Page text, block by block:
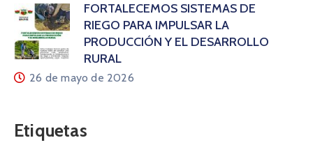
FORTALECEMOS SISTEMAS DE
RIEGO PARA IMPULSAR LA
PRODUCCIÓN Y EL DESARROLLO
RURAL
26 de mayo de 2026
Etiquetas